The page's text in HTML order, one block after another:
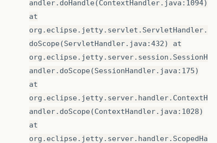
andler.doHandle(ContextHandler.java:1094)
at
org.eclipse.jetty.servlet.ServletHandler.
doScope(ServletHandler.java:432) at
org.eclipse.jetty.server.session.SessionH
andler.doScope(SessionHandler.java:175)
at
org.eclipse.jetty.server.handler.ContextH
andler.doScope(ContextHandler.java:1028)
at
org.eclipse.jetty.server.handler.ScopedHa